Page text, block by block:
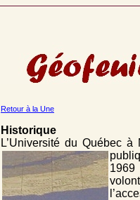
Retour à la Une
Historique
L’Université du Québec
1969